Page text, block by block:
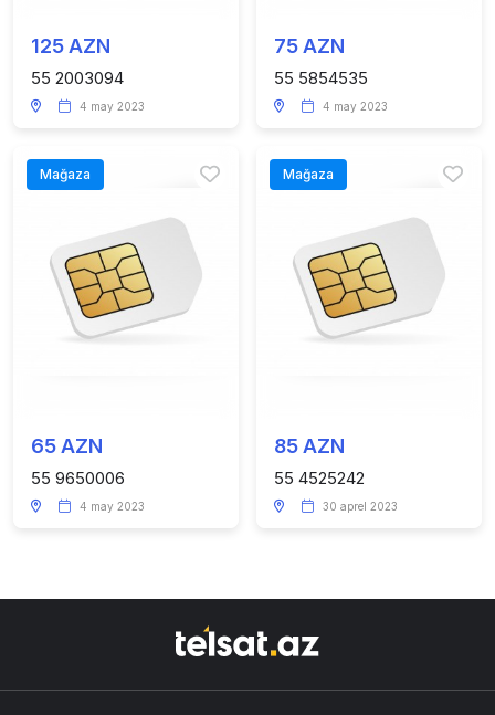
125 AZN
55 2003094
4 may 2023
75 AZN
55 5854535
4 may 2023
Mağaza
65 AZN
55 9650006
4 may 2023
Mağaza
85 AZN
55 4525242
30 aprel 2023